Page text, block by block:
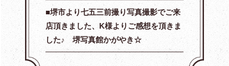
堺市より七五三前撮り写真撮影でご来
店頂きました、K様よりご感想を頂きま
した♪ 堺写真館かがやき☆